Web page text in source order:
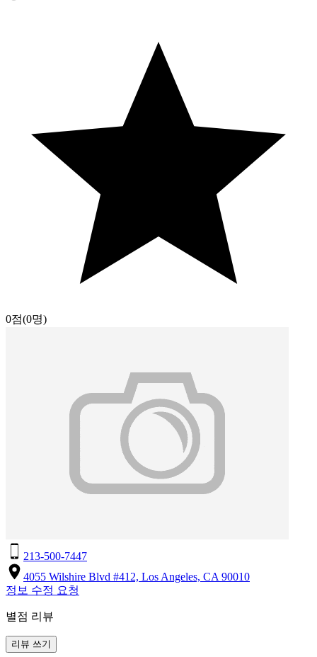
0점(0명)
213-500-7447
4055 Wilshire Blvd #412, Los Angeles, CA 90010
정보 수정 요청
별점 리뷰
리뷰 쓰기